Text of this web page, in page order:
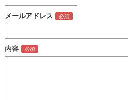
メールアドレス
内容